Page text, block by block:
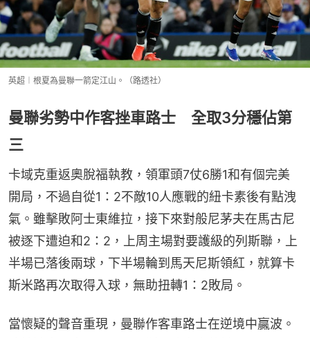
英超︱根夏為曼聯一箭定江山。（路透社）
曼聯劣勢中作客挫車路士 全取3分穩佔第
三
卡域克重返奧脫福執教，領軍頭7仗6勝1和有個完美
開局，不過自從1：2不敵10人應戰的紐卡素後有點洩
氣。雖擊敗阿士東維拉，接下來對般尼茅夫在馬古尼
被逐下遭迫和2：2，上周主場對要護級的列斯聯，上
半場已落後兩球，下半場輪到馬天尼斯領紅，就算卡
斯米路再次取得入球，無助扭轉1：2敗局。
當懷疑的聲音重現，曼聯作客車路士在逆境中贏波。